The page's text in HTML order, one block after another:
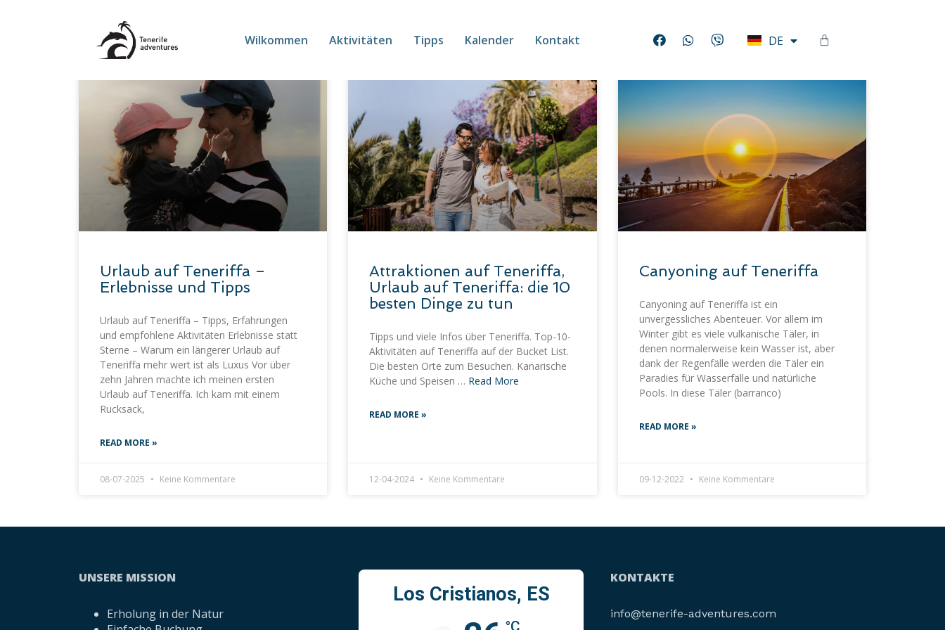
Wilkommen Aktivitäten Tipps Kalender Kontakt DE
HU
Urlaub auf Teneriffa –
Erlebnisse und Tipps
Urlaub auf Teneriffa – Tipps, Erfahrungen
und empfohlene Aktivitäten Erlebnisse statt
Sterne – Warum ein längerer Urlaub auf
Teneriffa mehr wert ist als Luxus Vor über
zehn Jahren machte ich meinen ersten
Urlaub auf Teneriffa. Ich kam mit einem
Rucksack,
READ MORE »
08-07-2025 Keine Kommentare
Attraktionen auf Teneriffa,
Urlaub auf Teneriffa: die 10
besten Dinge zu tun
Tipps und viele Infos über Teneriffa. Top-10-
Aktivitäten auf Teneriffa auf der Bucket List.
Die besten Orte zum Besuchen. Kanarische
Küche und Speisen … Read More
READ MORE »
12-04-2024 Keine Kommentare
Canyoning auf Teneriffa
Canyoning auf Teneriffa ist ein
unvergessliches Abenteuer. Vor allem im
Winter gibt es viele vulkanische Täler, in
denen normalerweise kein Wasser ist, aber
dank der Regenfälle werden die Täler ein
Paradies für Wasserfälle und natürliche
Pools. In diese Täler (barranco)
READ MORE »
09-12-2022 Keine Kommentare
UNSERE MISSION
Erholung in der Natur
Los Cristianos, ES
°C
KONTAKTE
info@tenerife-adventures.com